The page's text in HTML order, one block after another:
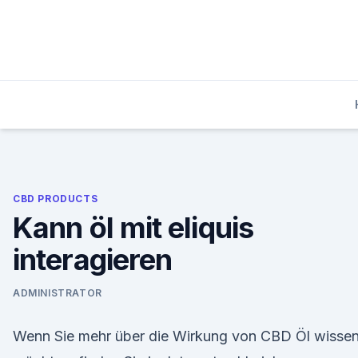
CBD PRODUCTS
Kann öl mit eliquis
interagieren
ADMINISTRATOR
Wenn Sie mehr über die Wirkung von CBD Öl